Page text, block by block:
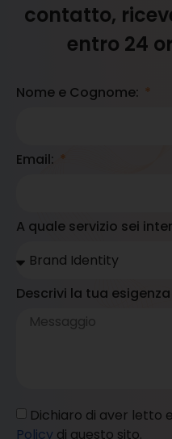
contatto,
entro 24
Nome e Cognome:
Email:
A quale servizio sei
Descrivi la tua esigenza
Dichiaro di aver letto
Policy di questo sito.